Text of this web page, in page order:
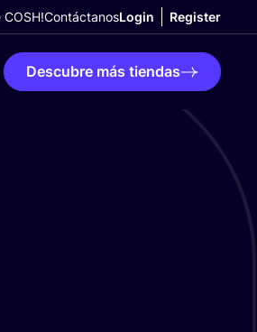
COSH!ContáctanosLogin Register
Descubre más tiendas